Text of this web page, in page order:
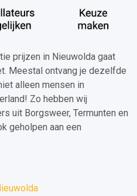
prijzen in Nieuwolda gaat
Meestal ontvang je dezelfde
alleen mensen in
Zo hebben wij
uit Borgsweer, Termunten en
geholpen aan een